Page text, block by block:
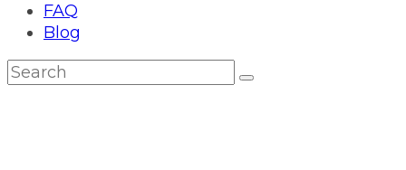
FAQ
Blog